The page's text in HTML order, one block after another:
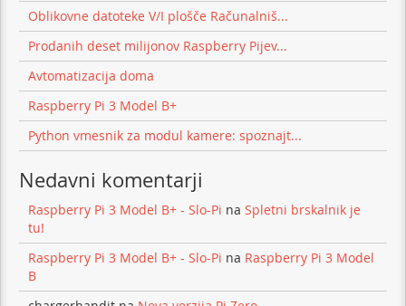
Oblikovne datoteke V/I plošče Računalniš...
Prodanih deset milijonov Raspberry Pijev...
Avtomatizacija doma
Raspberry Pi 3 Model B+
Python vmesnik za modul kamere: spoznajt...
Nedavni komentarji
Raspberry Pi 3 Model B+ - Slo-Pi na Spletni brskalnik je
tu!
Raspberry Pi 3 Model B+ - Slo-Pi na Raspberry Pi 3 Model
B